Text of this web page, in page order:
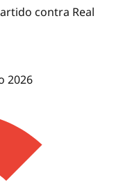
contra Real
2026